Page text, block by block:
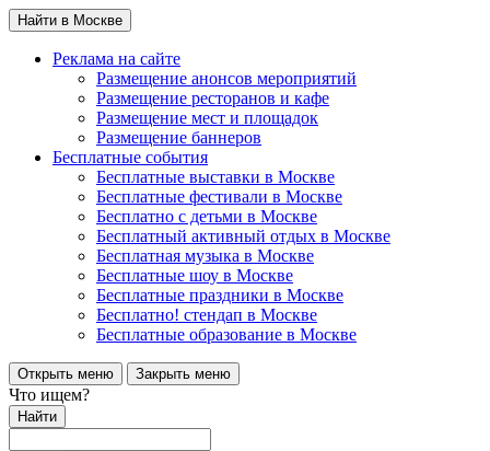
Найти в Москве
Реклама на сайте
Размещение анонсов мероприятий
Размещение ресторанов и кафе
Размещение мест и площадок
Размещение баннеров
Бесплатные события
Бесплатные выставки в Москве
Бесплатные фестивали в Москве
Бесплатно с детьми в Москве
Бесплатный активный отдых в Москве
Бесплатная музыка в Москве
Бесплатные шоу в Москве
Бесплатные праздники в Москве
Бесплатно! стендап в Москве
Бесплатные образование в Москве
Открыть меню Закрыть меню
Что ищем?
Найти